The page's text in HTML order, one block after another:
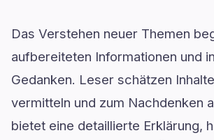
Das Verstehen neuer Themen
aufbereiteten Informationen und
Gedanken. Leser schätzen
vermitteln und zum Nachdenken
bietet eine detaillierte Erklärung,